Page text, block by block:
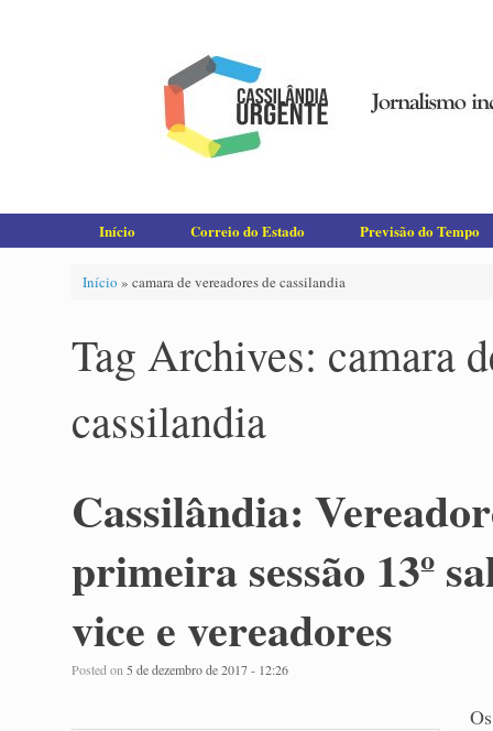
Início Correio do Estado Previsão do Tempo
Início » camara de vereadores de cassilandia
Tag Archives: camara
cassilandia
Cassilândia:
primeira sessão 13º
vice e vereadores
Posted on 5 de dezembro de 2017 - 12:26